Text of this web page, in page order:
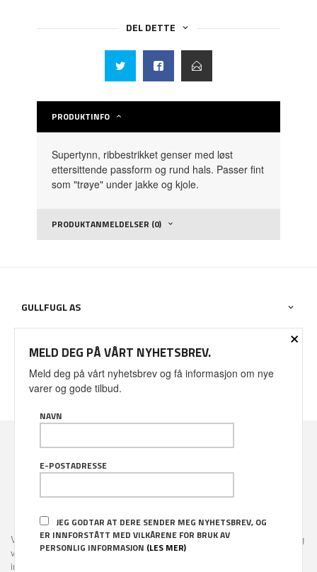
DEL DETTE
PRODUKTINFO
Supertynn, ribbestrikket genser med løst
ettersittende passform og rund hals. Passer fint
som "trøye" under jakke og kjole.
PRODUKTANMELDELSER (0)
GULLFUGL AS
DIN KONTO
Valuta: NOK
FRAKT KJØPSBETINGELSER SIKKERHET OG PERSONVERN
Vår nettbutikk bruker cookies slik at du får en bedre kjøpsopplevelse og
vi kan yte deg bedre service. Vi bruker cookies hovedsaklig til å lagre
innloggingsdetaljer og huske hva du har puttet i handlekurven din.
×
MELD DEG PÅ VÅRT NYHETSBREV.
Meld deg på vårt nyhetsbrev og få informasjon om nye
varer og gode tilbud.
NAVN
E-POSTADRESSE
JEG GODTAR AT DERE SENDER MEG NYHETSBREV, OG
ER INNFORSTÅTT MED VILKÅRENE FOR BRUK AV
PERSONLIG INFORMASJON (LES MER)